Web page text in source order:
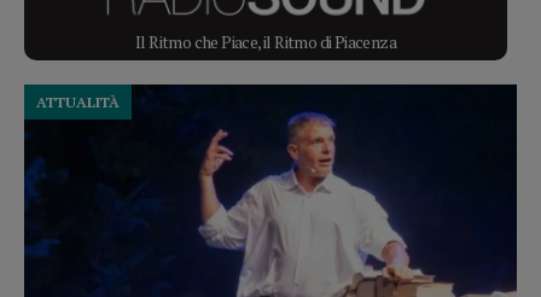
Il Ritmo che Piace, il Ritmo di Piacenza
ATTUALITÀ